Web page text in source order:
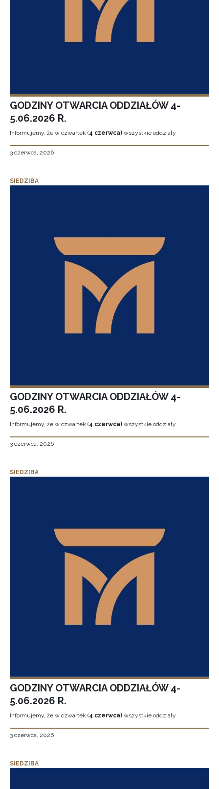
GODZINY OTWARCIA ODDZIAŁÓW 4-
5.06.2026 R.
Informujemy, że w czwartek (4 czerwca) wszystkie oddziały
3 czerwca, 2026
SIEDZIBA
GODZINY OTWARCIA ODDZIAŁÓW 4-
5.06.2026 R.
Informujemy, że w czwartek (4 czerwca) wszystkie oddziały
3 czerwca, 2026
SIEDZIBA
GODZINY OTWARCIA ODDZIAŁÓW 4-
5.06.2026 R.
Informujemy, że w czwartek (4 czerwca) wszystkie oddziały
3 czerwca, 2026
SIEDZIBA